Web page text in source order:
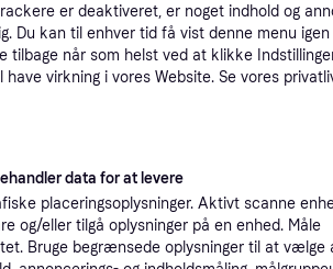
er deaktiveret, er noget indhold og
Du kan til enhver tid få vist denne menu
når som helst ved at klikke
have virkning i vores Website. Se vores
data for at levere
placeringsoplysninger. Aktivt scanne
og/eller tilgå oplysninger på en enhed. Måle
Bruge begrænsede oplysninger til at vælge